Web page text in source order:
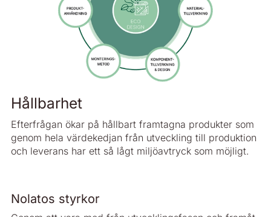
Hållbarhet
Efterfrågan ökar på hållbart framtagna produkter som
genom hela värdekedjan från utveckling till produktion
och leverans har ett så lågt miljöavtryck som möjligt.
Nolatos styrkor